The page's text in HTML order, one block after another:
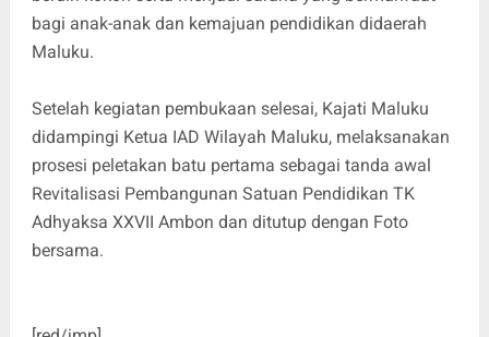
bagi anak-anak dan kemajuan pendidikan didaerah
Maluku.
Setelah kegiatan pembukaan selesai, Kajati Maluku
didampingi Ketua IAD Wilayah Maluku, melaksanakan
prosesi peletakan batu pertama sebagai tanda awal
Revitalisasi Pembangunan Satuan Pendidikan TK
Adhyaksa XXVII Ambon dan ditutup dengan Foto
bersama.